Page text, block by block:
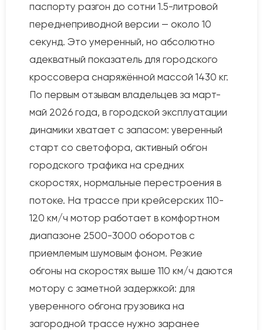
паспорту разгон до сотни 1.5-литровой
переднеприводной версии — около 10
секунд. Это умеренный, но абсолютно
адекватный показатель для городского
кроссовера снаряжённой массой 1430 кг.
По первым отзывам владельцев за март-
май 2026 года, в городской эксплуатации
динамики хватает с запасом: уверенный
старт со светофора, активный обгон
городского трафика на средних
скоростях, нормальные перестроения в
потоке. На трассе при крейсерских 110-
120 км/ч мотор работает в комфортном
диапазоне 2500-3000 оборотов с
приемлемым шумовым фоном. Резкие
обгоны на скоростях выше 110 км/ч даются
мотору с заметной задержкой: для
уверенного обгона грузовика на
загородной трассе нужно заранее